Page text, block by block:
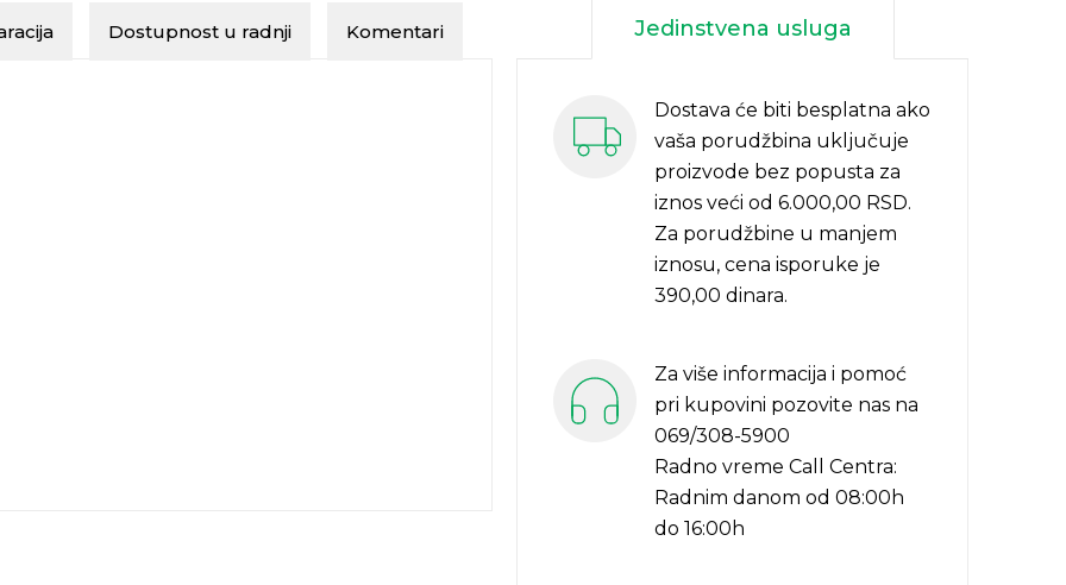
Dostupnost u radnji Komentari Jedinstvena usluga
Dostava će biti besplatna ako
vaša porudžbina uključuje
proizvode bez popusta za
iznos veći od 6.000,00 RSD.
Za porudžbine u manjem
iznosu, cena isporuke je
390,00 dinara.
Za više informacija i pomoć
pri kupovini pozovite nas na
069/308-5900
Radno vreme Call Centra:
Radnim danom od 08:00h
do 16:00h